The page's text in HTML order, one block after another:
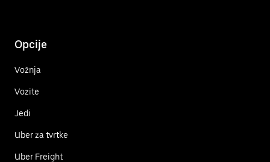
Opcije
Vožnja
Vozite
Jedi
Uber za tvrtke
Uber Freight